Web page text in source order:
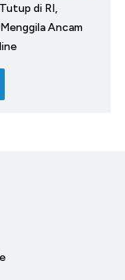
di RI,
Ancam